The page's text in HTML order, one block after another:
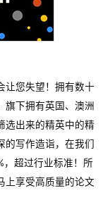
让您失望！拥有数十
旗下拥有英国、澳洲
选出来的精英中的精
的写作造诣，在我们
超过行业标准！所
上享受高质量的论文